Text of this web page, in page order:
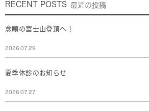
RECENT POSTS 最近の投稿
念願の富士山登頂へ！
2026.07.29
夏季休診のお知らせ
2026.07.27